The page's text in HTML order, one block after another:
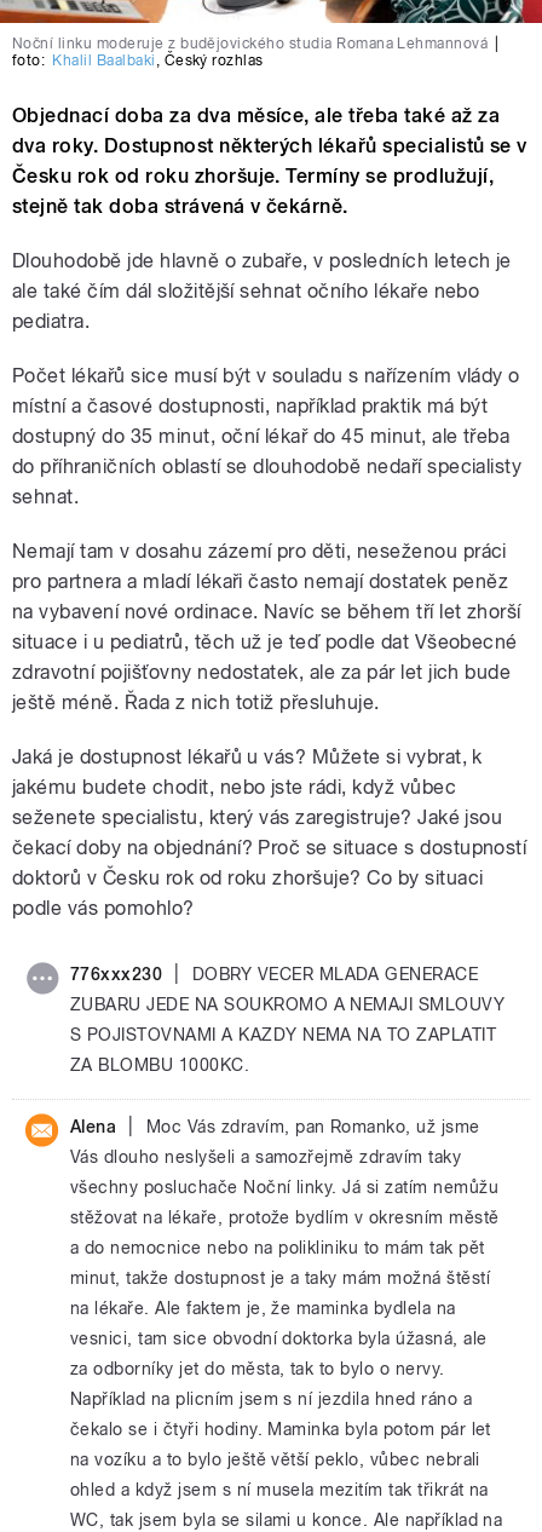
Noční linku moderuje z budějovického studia Romana Lehmannová
foto: Khalil Baalbaki , Český rozhlas
Objednací doba za dva měsíce, ale třeba také až za
dva roky. Dostupnost některých lékařů specialistů se v
Česku rok od roku zhoršuje. Termíny se prodlužují,
stejně tak doba strávená v čekárně.
Dlouhodobě jde hlavně o zubaře, v posledních letech je
ale také čím dál složitější sehnat očního lékaře nebo
pediatra.
Počet lékařů sice musí být v souladu s nařízením vlády o
místní a časové dostupnosti, například praktik má být
dostupný do 35 minut, oční lékař do 45 minut, ale třeba
do příhraničních oblastí se dlouhodobě nedaří specialisty
sehnat.
Nemají tam v dosahu zázemí pro děti, neseženou práci
pro partnera a mladí lékaři často nemají dostatek peněz
na vybavení nové ordinace. Navíc se během tří let zhorší
situace i u pediatrů, těch už je teď podle dat Všeobecné
zdravotní pojišťovny nedostatek, ale za pár let jich bude
ještě méně. Řada z nich totiž přesluhuje.
Jaká je dostupnost lékařů u vás? Můžete si vybrat, k
jakému budete chodit, nebo jste rádi, když vůbec
seženete specialistu, který vás zaregistruje? Jaké jsou
čekací doby na objednání? Proč se situace s dostupností
doktorů v Česku rok od roku zhoršuje? Co by situaci
podle vás pomohlo?
776xxx230
DOBRY VECER MLADA GENERACE
ZUBARU JEDE NA SOUKROMO A NEMAJI SMLOUVY
S POJISTOVNAMI A KAZDY NEMA NA TO ZAPLATIT
ZA BLOMBU 1000KC.
Alena
Moc Vás zdravím, pan Romanko, už jsme
Vás dlouho neslyšeli a samozřejmě zdravím taky
všechny posluchače Noční linky. Já si zatím nemůžu
stěžovat na lékaře, protože bydlím v okresním městě
a do nemocnice nebo na polikliniku to mám tak pět
minut, takže dostupnost je a taky mám možná štěstí
na lékaře. Ale faktem je, že maminka bydlela na
vesnici, tam sice obvodní doktorka byla úžasná, ale
za odborníky jet do města, tak to bylo o nervy.
Například na plicním jsem s ní jezdila hned ráno a
čekalo se i čtyři hodiny. Maminka byla potom pár let
na vozíku a to bylo ještě větší peklo, vůbec nebrali
ohled a když jsem s ní musela mezitím tak třikrát na
WC, tak jsem byla se silami u konce. Ale například na